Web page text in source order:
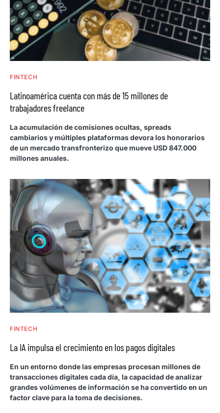
FINTECH
Latinoamérica cuenta con más de 15 millones de
trabajadores freelance
La acumulación de comisiones ocultas, spreads
cambiarios y múltiples plataformas devora los honorarios
de un mercado transfronterizo que mueve USD 847.000
millones anuales.
FINTECH
La IA impulsa el crecimiento en los pagos digitales
En un entorno donde las empresas procesan millones de
transacciones digitales cada día, la capacidad de analizar
grandes volúmenes de información se ha convertido en un
factor clave para la toma de decisiones.